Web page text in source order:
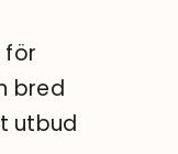
för
bred
utbud